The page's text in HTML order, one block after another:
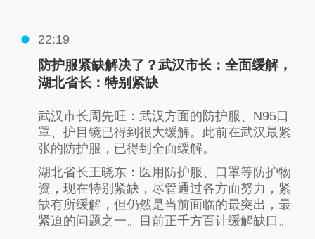
22:19
防护服紧缺解决了？武汉市长：全面缓解，
湖北省长：特别紧缺
武汉市长周先旺：武汉方面的防护服、N95口
罩、护目镜已得到很大缓解。此前在武汉最紧
张的防护服，已得到全面缓解。
湖北省长王晓东：医用防护服、口罩等防护物
资，现在特别紧缺，尽管通过各方面努力，紧
缺有所缓解，但仍然是当前面临的最突出，最
紧迫的问题之一。目前正千方百计缓解缺口。